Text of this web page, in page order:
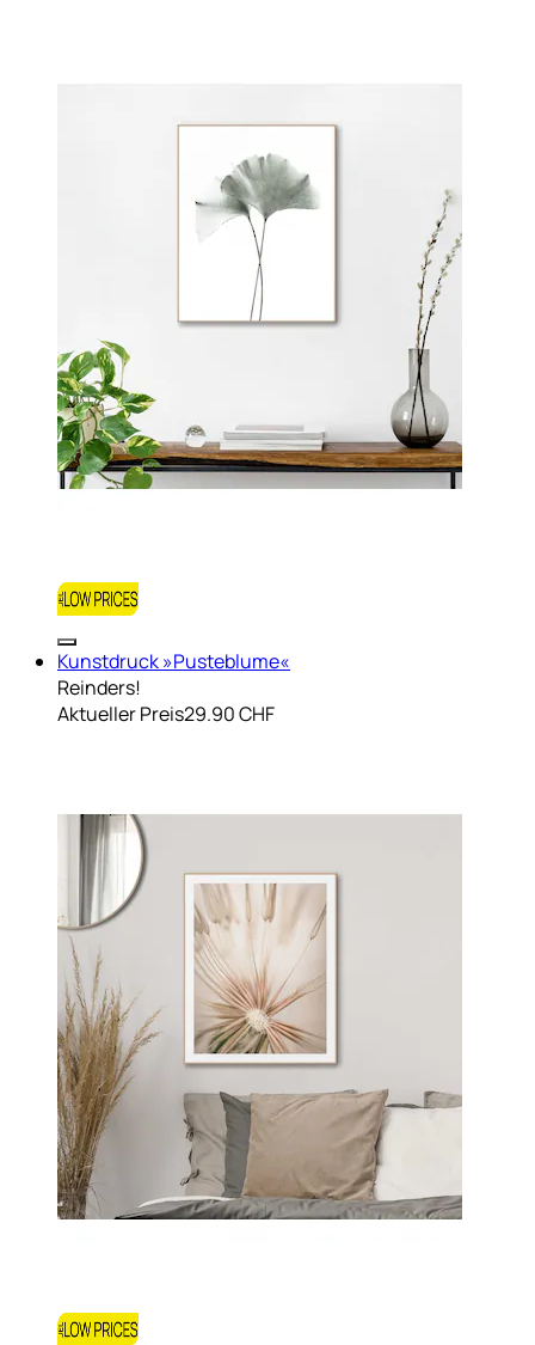
Kunstdruck »Pusteblume«
Reinders!
Aktueller Preis29.90 CHF